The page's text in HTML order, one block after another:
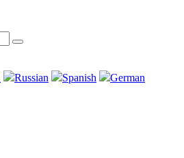
Russian Spanish German